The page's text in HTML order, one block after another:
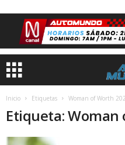
Inicio Etiquetas Woman of Worth
Etiqueta: Woman